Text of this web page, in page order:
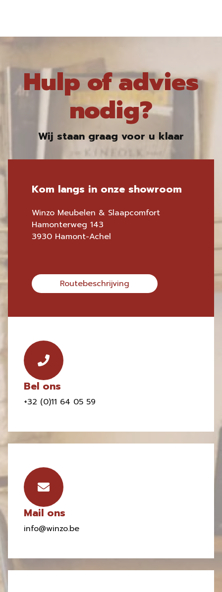
Hulp of advies
nodig?
Wij staan graag voor u klaar
Kom langs in onze showroom
Winzo Meubelen & Slaapcomfort
Hamonterweg 143
3930 Hamont-Achel
Routebeschrijving
Bel ons
+32 (0)11 64 05 59
Mail ons
info@winzo.be